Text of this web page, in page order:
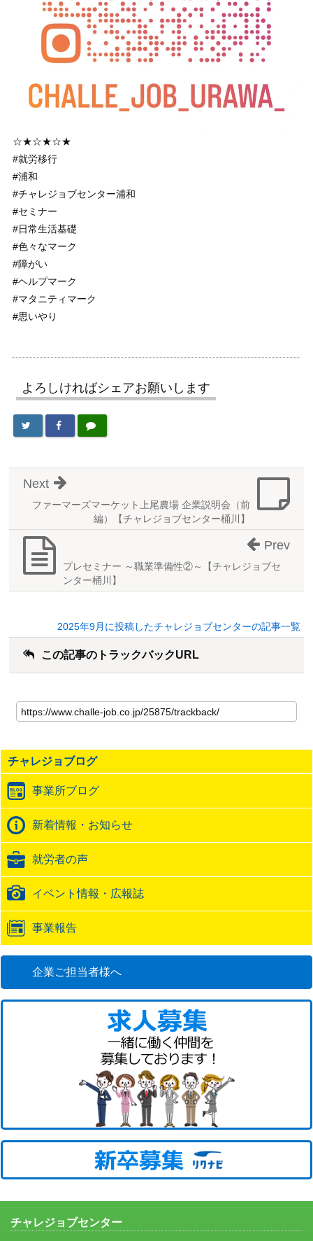
☆★☆★☆★
#就労移行
#浦和
#チャレジョブセンター浦和
#セミナー
#日常生活基礎
#色々なマーク
#障がい
#ヘルプマーク
#マタニティマーク
#思いやり
よろしければシェアお願いします
ファーマーズマーケット上尾農場 企業説明会（前
編）【チャレジョブセンター桶川】
Next
プレセミナー ～職業準備性②～【チャレジョブセ
ンター桶川】
Prev
2025年9月に投稿したチャレジョブセンターの記事一覧
この記事のトラックバックURL
の
記
の
ト
ッ
ク
バ
ッ
URL
チャレジョブログ
事業所ブログ
新着情報・お知らせ
就労者の声
イベント情報・広報誌
事業報告
企業ご担当者様へ
チャレジョブセンター